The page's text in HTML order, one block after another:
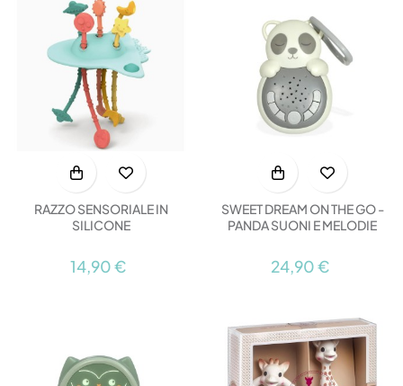
RAZZO SENSORIALE IN
SILICONE
14,90 €
SWEET DREAM ON THE GO -
PANDA SUONI E MELODIE
24,90 €